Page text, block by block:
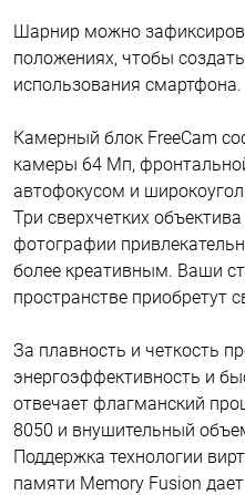
Шарнир можно
положениях, чтобы
использования смартфона.
Камерный блок FreeCam
камеры 64 Мп,
автофокусом и
Три сверхчетких
фотографии
более креативным. Ваши
пространстве приобретут
За плавность и четкость
энергоэффективность и
отвечает флагманский
8050 и внушительный
Поддержка технологии
памяти Memory Fusion